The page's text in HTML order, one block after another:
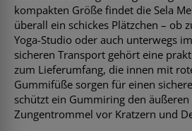
kompakten Größe findet die Sela
überall ein schickes Plätzchen – ob
Yoga-Studio oder auch unterwegs
sicheren Transport gehört eine
zum Lieferumfang, die innen mit
Gummifüße sorgen für einen
schützt ein Gummiring den äußeren
Zungentrommel vor Kratzern und